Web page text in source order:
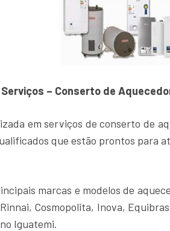
– Conserto de
em serviços de conserto de
que estão prontos para
marcas e modelos de
Cosmopolita, Inova,
Iguatemi.